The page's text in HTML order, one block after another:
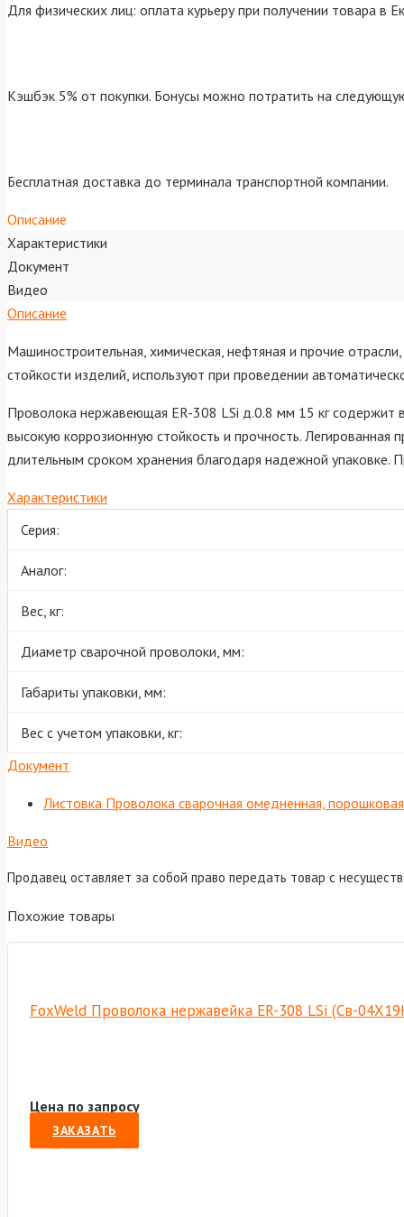
Для физических лиц: оплата курьеру при получении товара в
Кэшбэк 5% от покупки. Бонусы можно потратить на
Бесплатная доставка до терминала транспортной компании.
Описание
Характеристики
Документ
Видео
Описание
Машиностроительная, химическая, нефтяная и прочие
стойкости изделий, используют при проведении
Проволока нержавеющая ER-308 LSi д.0.8 мм 15 кг содержит
высокую коррозионную стойкость и прочность.
длительным сроком хранения благодаря надежной упаковке.
Характеристики
Серия:
Аналог:
Вес, кг:
Диаметр сварочной проволоки, мм:
Габариты упаковки, мм:
Вес с учетом упаковки, кг:
Документ
Листовка Проволока сварочная омедненная,
Видео
Продавец оставляет за собой право передать товар с
Похожие товары
FoxWeld Проволока нержавейка ER-308 LSi (Св-
Цена по запросу
ЗАКАЗАТЬ